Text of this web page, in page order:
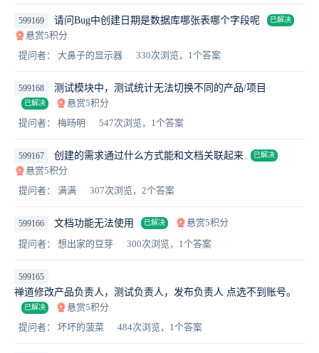
599169 请问Bug中创建日期是数据库哪张表哪个字段呢 已解决
悬赏5积分
提问者： 大鼻子的显示器
330次浏览，1个答案
599168 测试模块中，测试统计无法切换不同的产品/项目
已解决
悬赏5积分
提问者： 梅旸明
547次浏览，1个答案
599167 创建的需求通过什么方式能和文档关联起来 已解决
悬赏5积分
提问者： 满满
307次浏览，2个答案
599166 文档功能无法使用 已解决
悬赏5积分
提问者： 想出家的豆芽
300次浏览，1个答案
599165
禅道修改产品负责人，测试负责人，发布负责人 点选不到账号。
已解决
悬赏5积分
提问者： 坏坏的菠菜
484次浏览，1个答案